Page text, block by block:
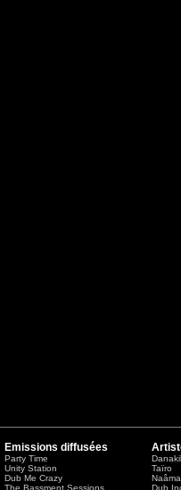
Emissions diffusées
Party Time
Unity Station
Dub Me Crazy
The Bassment Sessions
Danakil
Taïro
Dub